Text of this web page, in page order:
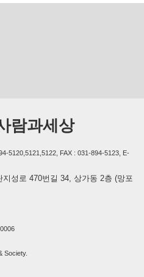
람과세상
5120,5121,5122, FAX : 031-894-5123, E-
성로 470번길 34, 상가동 2층 (망포
Society.